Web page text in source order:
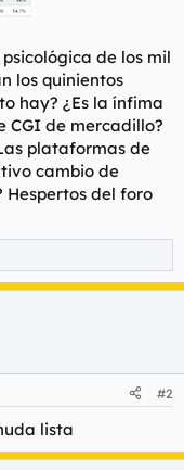
de los mil
los quinientos
hay? ¿Es la ínfima
CGI de mercadillo?
plataformas de
cambio de
Hespertos del foro
#2
lista